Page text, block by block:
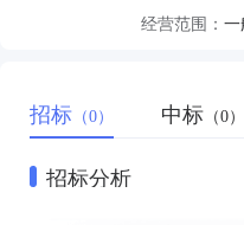
经营范围：
招标 （0） 中标 （0）
招标分析